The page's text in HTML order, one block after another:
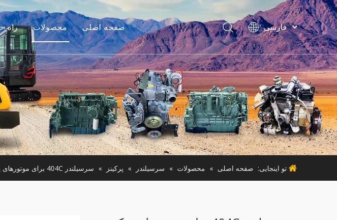
راه محصولات
موتور
لوازم جانبی بیل مکانیکی
ماشین آلات ساختمانی کوچک
موتور استفاده شده
ماشین آلات مورد استفاده
صفحه اصلی
فارسی
Bahasa
indonesia
Türk dili
ไทย
Italiano
Deutsch
Português
Español
Pусский
Français
English
تو اینجایی: صفحه اصلی » محصولات » سرسیلندر » پرکینز » سرسیلندر 404C برای موتورهای پرکینز مناسب است